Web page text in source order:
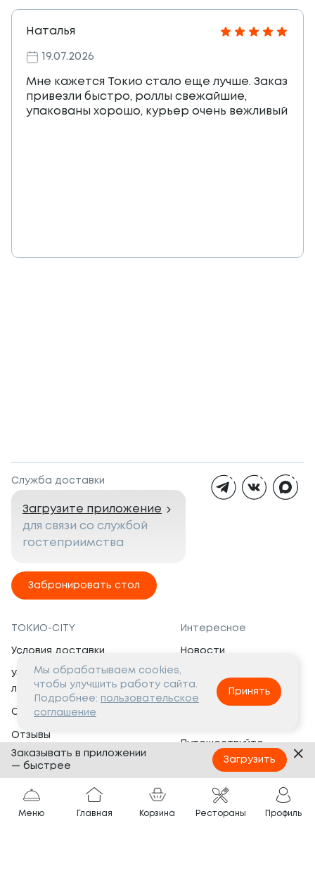
Наталья
19.07.2026
Мне кажется Токио стало еще лучше. Заказ
привезли быстро, роллы свежайшие,
упакованы хорошо, курьер очень вежливый
Служба доставки
Загрузите приложение
для связи со службой
гостеприимства
Забронировать стол
ТОКИО-CITY
Условия доставки
Условия программы
лояльности
Сертификаты
Отзывы
Банкеты
Вопросы и ответы
Интересное
Новости
Вакансии
Социальная жизнь
Путешествуйте
с ТОКИО-CITY
Партнёрам
Франшиза
Меню Главная Корзина Рестораны Профиль
Мы обрабатываем cookies,
чтобы улучшить работу сайта.
Подробнее: пользовательское
соглашение
Принять
Заказывать в приложении
— быстрее
Загрузить